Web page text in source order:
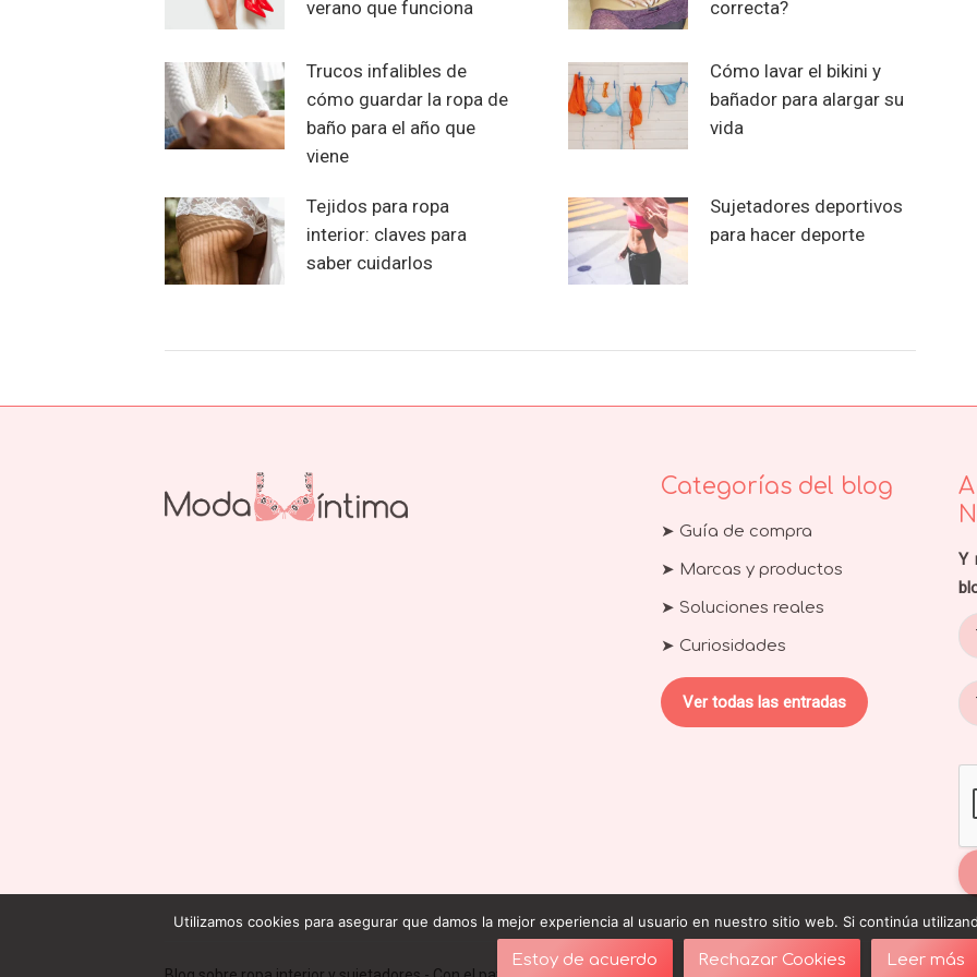
verano que funciona
correcta?
Trucos infalibles de
cómo guardar la ropa de
baño para el año que
viene
Cómo lavar el bikini y
bañador para alargar su
vida
Tejidos para ropa
interior: claves para
saber cuidarlos
Sujetadores deportivos
para hacer deporte
Categorías del blog
➤ Guía de compra
➤ Marcas y productos
➤ Soluciones reales
➤ Curiosidades
Ver todas las entradas
Y
Utilizamos cookies para asegurar que damos la mejor experiencia al usuario en nuestro sitio web. Si continúa
Estoy de acuerdo Rechazar Cookies Leer más